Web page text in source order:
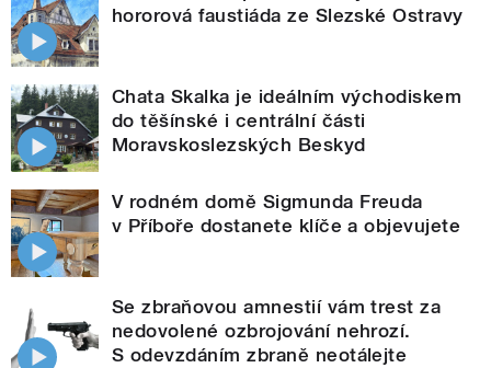
hororová faustiáda ze Slezské Ostravy
Chata Skalka je ideálním východiskem
do těšínské i centrální části
Moravskoslezských Beskyd
V rodném domě Sigmunda Freuda
v Příboře dostanete klíče a objevujete
Se zbraňovou amnestií vám trest za
nedovolené ozbrojování nehrozí.
S odevzdáním zbraně neotálejte